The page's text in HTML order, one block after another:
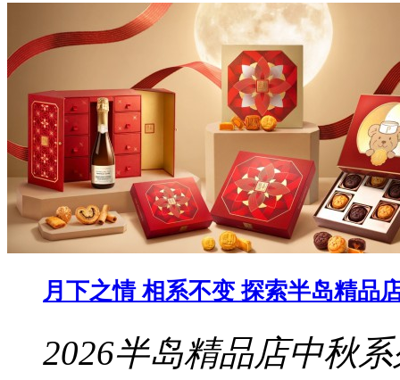
月下之情 相系不变 探索半岛精品
2026半岛精品店中秋